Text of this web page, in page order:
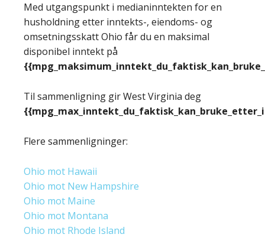
Med utgangspunkt i medianinntekten for en
husholdning etter inntekts-, eiendoms- og
omsetningsskatt Ohio får du en maksimal
disponibel inntekt på
Til sammenligning gir West Virginia deg
Flere sammenligninger:
Ohio mot Hawaii
Ohio mot New Hampshire
Ohio mot Maine
Ohio mot Montana
Ohio mot Rhode Island